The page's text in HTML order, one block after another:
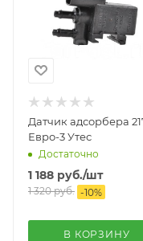
Датчик адсорбера
Евро-3 Утес
Достаточно
1 188 руб./шт
1 320руб. -10%
В КОРЗИНУ